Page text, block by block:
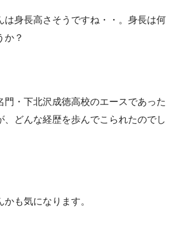
は身長高さそうですね・・。身長は何
か？
門・下北沢成徳高校のエースであった
、どんな経歴を歩んでこられたのでし
も気になります。